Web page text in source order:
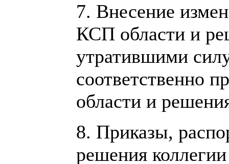
7. Внесение
КСП области и
утратившими
соответственно
области и
8. Приказы,
решения